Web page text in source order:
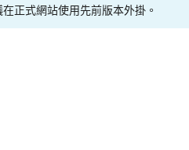
正式網站使用先前版本外掛。